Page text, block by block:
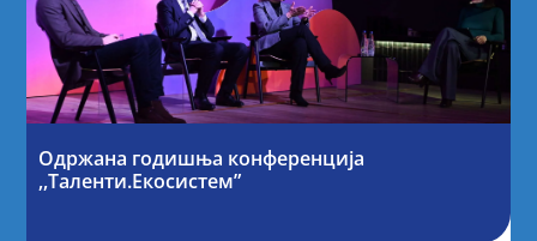
Одржана годишња конференција
,,Таленти.Екосистем”